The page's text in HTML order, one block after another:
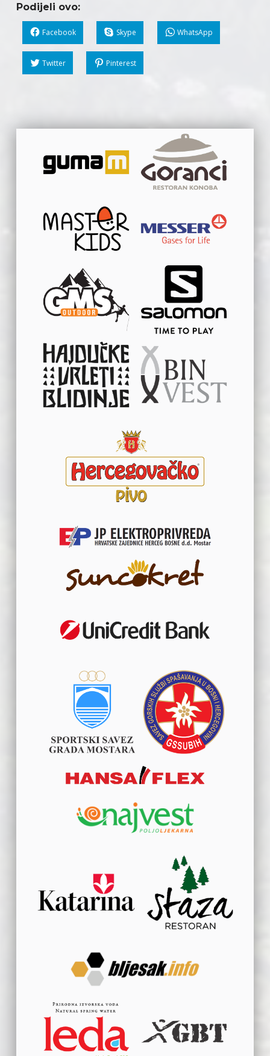
Podijeli ovo:
Facebook Skype WhatsApp
Twitter Pinterest